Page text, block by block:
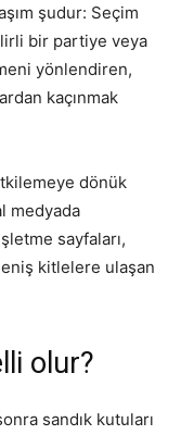
şudur: Seçim
bir partiye veya
yönlendiren,
kaçınmak
dönük
medyada
sayfaları,
kitlelere ulaşan
olur?
sandık kutuları